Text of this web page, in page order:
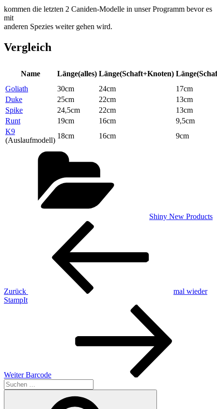
kommen die letzten 2 Caniden-Modelle in unser Programm bevor es
mit
anderen Spezies weiter gehen wird.
Vergleich
Name Länge(alles) Länge(Schaft+Knoten)
Goliath
30cm 24cm
17cm
Duke
25cm 22cm
13cm
Spike
24,5cm 22cm
13cm
Runt
19cm 16cm
9,5cm
K9
(Auslaufmodell)
18cm 16cm
9cm
Shiny New Products
Beitragsnavigation
Zurück
mal wieder
StampIt
Weiter Barcode
Suchen
nach: